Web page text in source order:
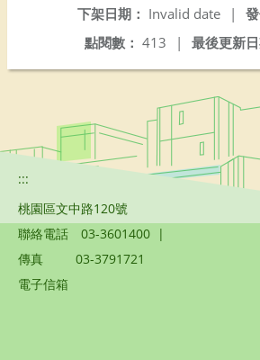
下架日期： Invalid date
|
最後更新日
點閱數： 413 |
:::
桃園區文中路120號
聯絡電話
03-3601400 |
傳真
03-3791721
電子信箱